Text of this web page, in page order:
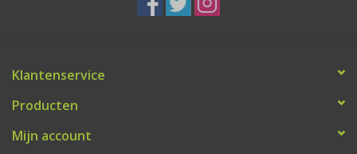
Klantenservice
Producten
Mijn account